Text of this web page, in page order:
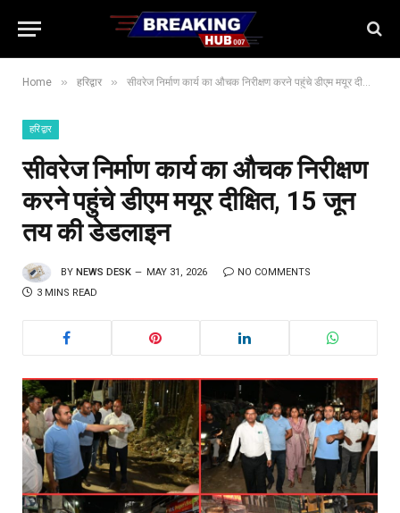
Home » हरिद्वार » सीवरेज निर्माण कार्य का औचक निरीक्षण करने पहुंचे डीएम मयूर दीक्षित, 15 जून तय की डेडलाइन
हरिद्वार
सीवरेज निर्माण कार्य का औचक निरीक्षण
करने पहुंचे डीएम मयूर दीक्षित, 15 जून
तय की डेडलाइन
BY NEWS DESK MAY 31, 2026
NO COMMENTS
3 MINS READ